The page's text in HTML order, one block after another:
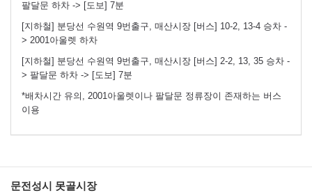
팔달문 하차 -> [도보] 7분
[지하철] 분당선 수원역 9번출구, 매산시장 [버스] 10-2, 13-4 승차 -
> 2001아울렛 하차
[지하철] 분당선 수원역 9번출구, 매산시장 [버스] 2-2, 13, 35 승차 -
> 팔달문 하차 -> [도보] 7분
*배차시간 유의, 2001아울렛이나 팔달문 정류장이 존재하는 버스
이용
문전성시 못골시장